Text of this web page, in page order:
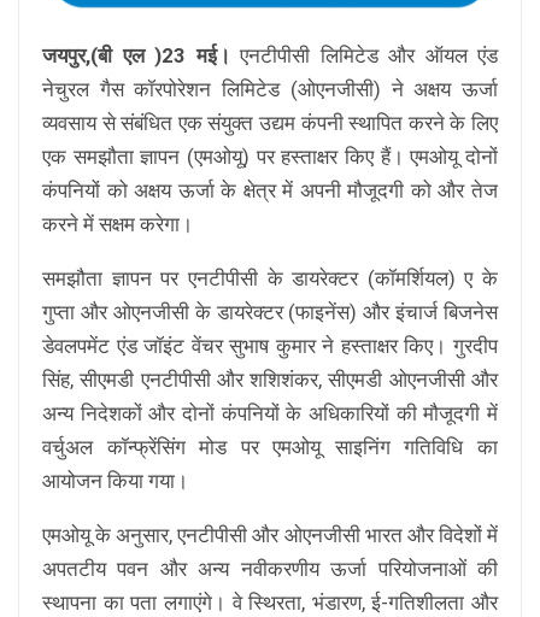
जयपुर,(बी एल )23 मई। एनटीपीसी लिमिटेड और ऑयल एंड
नेचुरल गैस कॉरपोरेशन लिमिटेड (ओएनजीसी) ने अक्षय ऊर्जा
व्यवसाय से संबंधित एक संयुक्त उद्यम कंपनी स्थापित करने के लिए
एक समझौता ज्ञापन (एमओयू) पर हस्ताक्षर किए हैं। एमओयू दोनों
कंपनियों को अक्षय ऊर्जा के क्षेत्र में अपनी मौजूदगी को और तेज
करने में सक्षम करेगा।
समझौता ज्ञापन पर एनटीपीसी के डायरेक्टर (कॉमर्शियल) ए के
गुप्ता और ओएनजीसी के डायरेक्टर (फाइनेंस) और इंचार्ज बिजनेस
डेवलपमेंट एंड जॉइंट वेंचर सुभाष कुमार ने हस्ताक्षर किए। गुरदीप
सिंह, सीएमडी एनटीपीसी और शशिशंकर, सीएमडी ओएनजीसी और
अन्य निदेशकों और दोनों कंपनियों के अधिकारियों की मौजूदगी में
वर्चुअल कॉन्फ्रेंसिंग मोड पर एमओयू साइनिंग गतिविधि का
आयोजन किया गया।
एमओयू के अनुसार, एनटीपीसी और ओएनजीसी भारत और विदेशों में
अपतटीय पवन और अन्य नवीकरणीय ऊर्जा परियोजनाओं की
स्थापना का पता लगाएंगे। वे स्थिरता, भंडारण, ई-गतिशीलता और